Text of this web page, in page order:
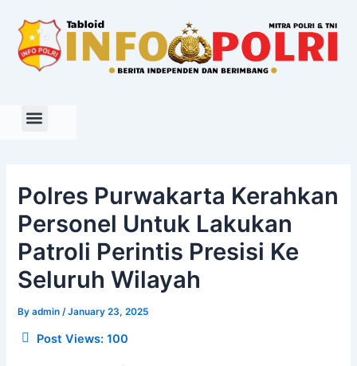
content
Polres Purwakarta Kerahkan
Personel Untuk Lakukan
Patroli Perintis Presisi Ke
Seluruh Wilayah
Byadmin/January 23, 2025
Post Views: 100